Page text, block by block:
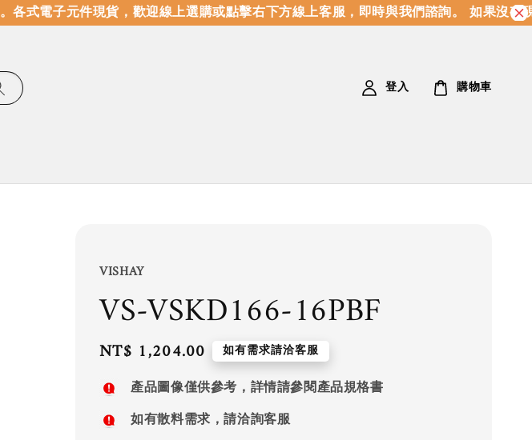
各式電子元件現貨，歡迎線上選購或點擊右下方線上客服，即時與我們諮詢。 如果沒有
登入 購物車
VISHAY
VS-VSKD166-16PBF
Regular
price
NT$ 1,204.00 如有需求請洽客服
產品圖像僅供參考，詳情請參閱產品規格書
如有散料需求，請洽詢客服